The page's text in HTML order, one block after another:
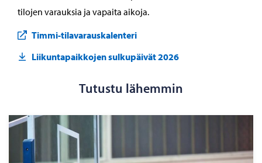
tilojen varauksia ja vapaita aikoja.
Timmi-tilavarauskalenteri
Liikuntapaikkojen sulkupäivät 2026
Tutustu lähemmin